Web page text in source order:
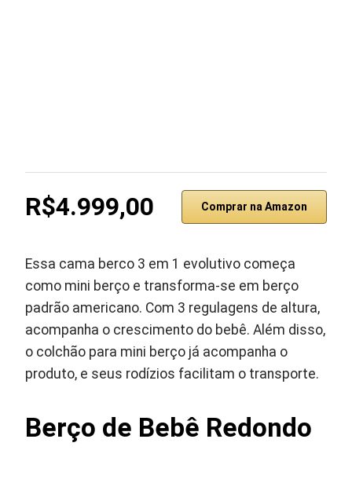
R$4.999,00 Comprar na Amazon
Essa cama berco 3 em 1 evolutivo começa
como mini berço e transforma-se em berço
padrão americano. Com 3 regulagens de altura,
acompanha o crescimento do bebê. Além disso,
o colchão para mini berço já acompanha o
produto, e seus rodízios facilitam o transporte.
Berço de Bebê Redondo